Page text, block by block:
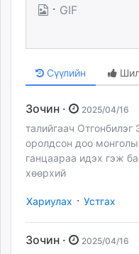
· GIF
Сүүлийн
Зочин · 2025/04/16
талийгаач
оролдсон доо
ганцаараа идэх гэж
хөөрхий
Хариулах · Устгах
Зочин · 2025/04/16